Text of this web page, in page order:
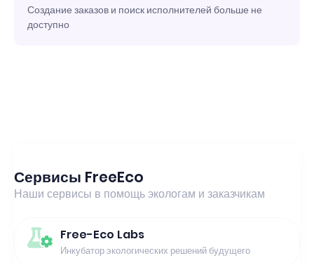
Создание заказов и поиск исполнителей больше не
доступно
Сервисы FreeEco
Наши сервисы в помощь экологам и заказчикам
Free-Eco Labs
Инкубатор экологических решений будущего